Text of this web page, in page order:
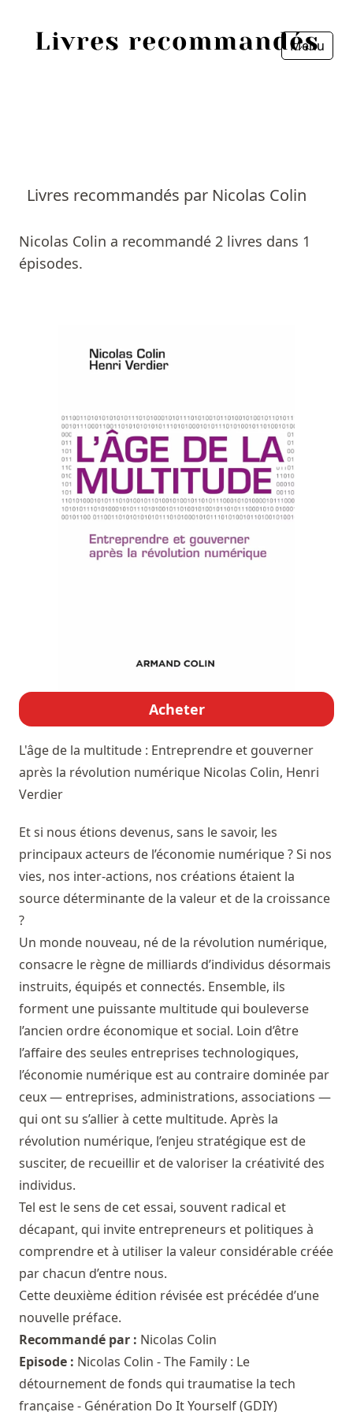
Menu
Livres recommandés par Nicolas Colin
Nicolas Colin a recommandé 2 livres dans 1
épisodes.
Acheter
L'âge de la multitude : Entreprendre et gouverner
après la révolution numérique Nicolas Colin, Henri
Verdier
Et si nous étions devenus, sans le savoir, les
principaux acteurs de l’économie numérique ? Si nos
vies, nos inter-actions, nos créations étaient la
source déterminante de la valeur et de la croissance
?
Un monde nouveau, né de la révolution numérique,
consacre le règne de milliards d’individus désormais
instruits, équipés et connectés. Ensemble, ils
forment une puissante multitude qui bouleverse
l’ancien ordre économique et social. Loin d’être
l’affaire des seules entreprises technologiques,
l’économie numérique est au contraire dominée par
ceux — entreprises, administrations, associations —
qui ont su s’allier à cette multitude. Après la
révolution numérique, l’enjeu stratégique est de
susciter, de recueillir et de valoriser la créativité des
individus.
Tel est le sens de cet essai, souvent radical et
décapant, qui invite entrepreneurs et politiques à
comprendre et à utiliser la valeur considérable créée
par chacun d’entre nous.
Cette deuxième édition révisée est précédée d’une
nouvelle préface.
Recommandé par : Nicolas Colin
Episode : Nicolas Colin - The Family : Le
détournement de fonds qui traumatise la tech
française - Génération Do It Yourself (GDIY)
Livres
Prix littéraires
Fermer